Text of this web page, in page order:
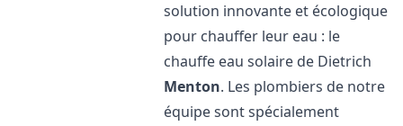
solution innovante et écologique
pour chauffer leur eau : le
chauffe eau solaire de Dietrich
Menton. Les plombiers de notre
équipe sont spécialement